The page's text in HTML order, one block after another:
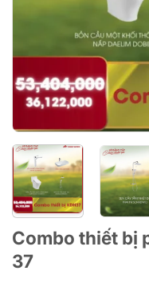
Combo thiết bị
37